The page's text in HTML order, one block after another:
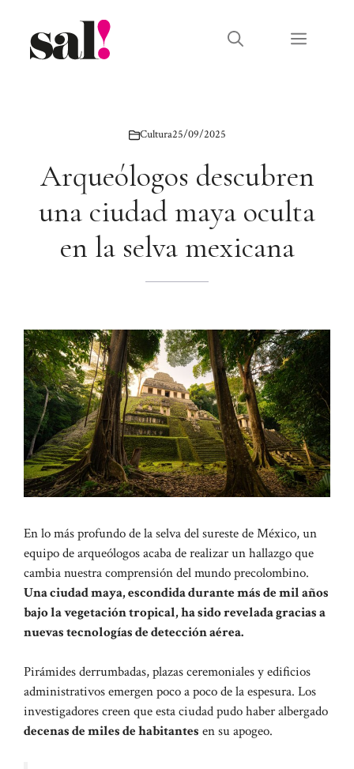
contenido
Menú
Cultura25/09/2025
Arqueólogos descubren
una ciudad maya oculta
en la selva mexicana
En lo más profundo de la selva del sureste de México, un
equipo de arqueólogos acaba de realizar un hallazgo que
cambia nuestra comprensión del mundo precolombino.
Una ciudad maya, escondida durante más de mil años
bajo la vegetación tropical, ha sido revelada gracias a
nuevas tecnologías de detección aérea.
Pirámides derrumbadas, plazas ceremoniales y edificios
administrativos emergen poco a poco de la espesura. Los
investigadores creen que esta ciudad pudo haber albergado
decenas de miles de habitantes en su apogeo.